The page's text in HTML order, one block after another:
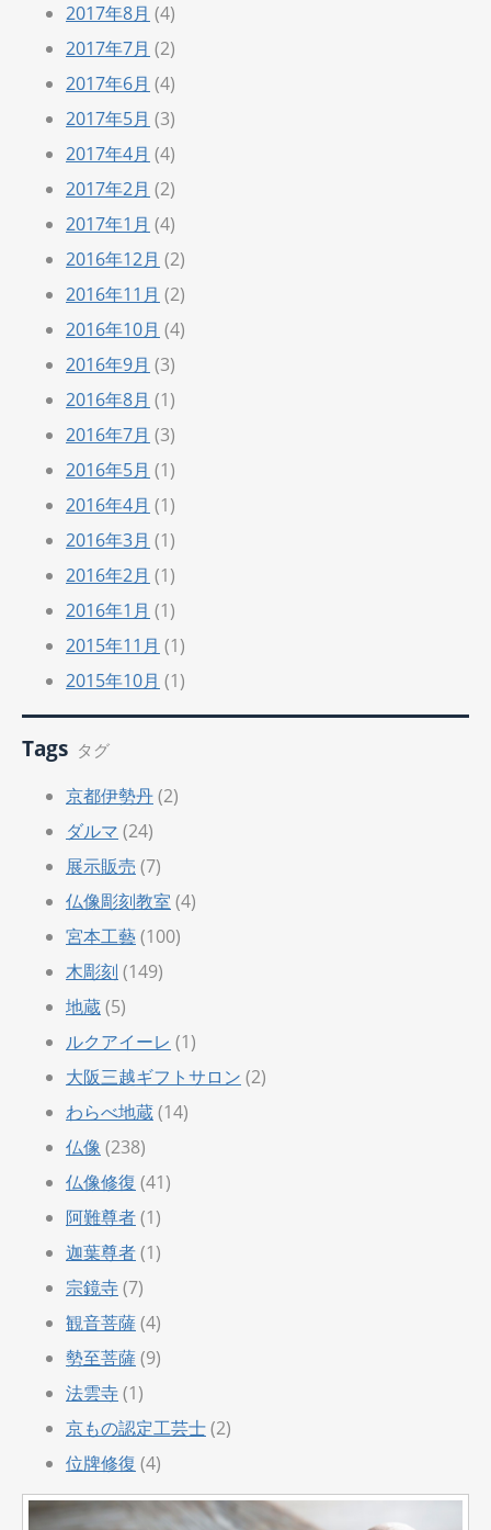
2017年8月 (4)
2017年7月 (2)
2017年6月 (4)
2017年5月 (3)
2017年4月 (4)
2017年2月 (2)
2017年1月 (4)
2016年12月 (2)
2016年11月 (2)
2016年10月 (4)
2016年9月 (3)
2016年8月 (1)
2016年7月 (3)
2016年5月 (1)
2016年4月 (1)
2016年3月 (1)
2016年2月 (1)
2016年1月 (1)
2015年11月 (1)
2015年10月 (1)
Tags タグ
京都伊勢丹(2)
ダルマ (24)
展示販売 (7)
仏像彫刻教室 (4)
宮本工藝(100)
木彫刻 (149)
地蔵(5)
ルクアイーレ (1)
大阪三越ギフトサロン (2)
わらべ地蔵(14)
仏像 (238)
仏像修復 (41)
阿難尊者(1)
迦葉尊者(1)
宗鏡寺(7)
観音菩薩(4)
勢至菩薩(9)
法雲寺(1)
京もの認定工芸士(2)
位牌修復 (4)